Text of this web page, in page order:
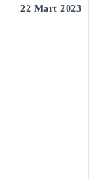
22 Mart 2023